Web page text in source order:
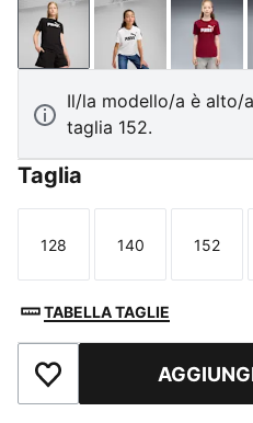
PUMA BlackPUMA White
Il/la modello/a è alto/
taglia 152.
Taglia
Taglia
128
Taglia
140
Taglia
152
TABELLA TAGLIE
Aggiungi ai Preferiti